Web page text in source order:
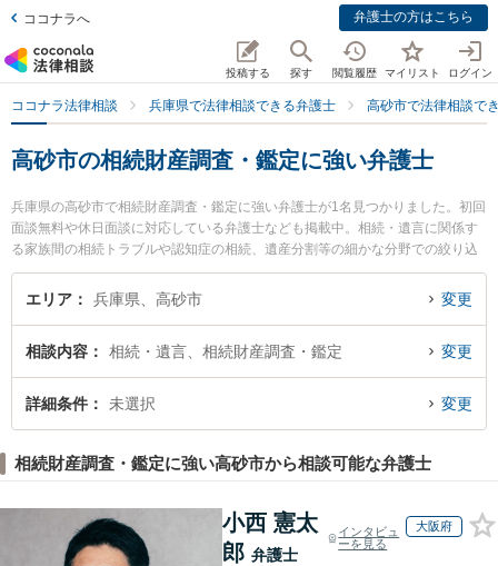
ココナラへ 弁護士の方はこちら
投稿する 探す 閲覧履歴 マイリスト ログイン
ココナラ法律相談 兵庫県で法律相談できる弁護士 高砂市で法律相談で
高砂市の相続財産調査・鑑定に強い弁護士
兵庫県の高砂市で相続財産調査・鑑定に強い弁護士が1名見つかりました。初回
面談無料や休日面談に対応している弁護士なども掲載中。相続・遺言に関係す
る家族間の相続トラブルや認知症の相続、遺産分割等の細かな分野での絞り込
み検索もでき便利です。特に姫路あおい法律事務所の植田 浩平弁護士のプロフ
ィール情報や弁護士費用、強みなどが注目されています。『高砂市で土日や夜
い』『初回相談無料で相続財産調査・鑑定を法律相談できる高砂市内の弁護士
に相談予約したい』などでお困りの相談者さんにおすすめです。
エリア 兵庫県、高砂市 変更
相談内容 相続・遺言、相続財産調査・鑑定 変更
詳細条件 未選択 変更
相続財産調査・鑑定に強い高砂市から相談可能な弁護士
小西 憲太
郎 弁護士
インタビュ
ーを見る
大阪府